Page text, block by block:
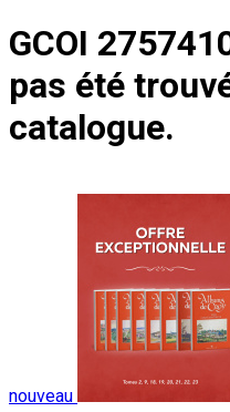
GCOI
pas été
catalogue.
nouveau